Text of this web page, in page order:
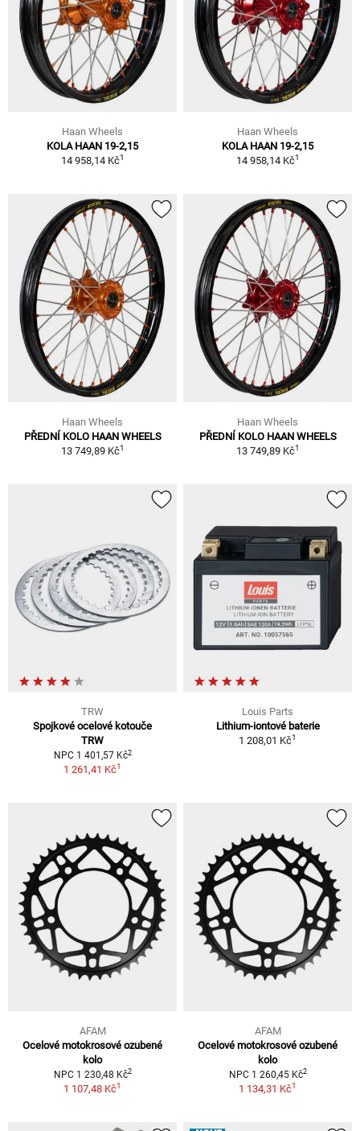
Haan Wheels
KOLA HAAN 19-2,15
14 958,14 Kč1
Haan Wheels
KOLA HAAN 19-2,15
14 958,14 Kč1
Haan Wheels
PŘEDNÍ KOLO HAAN WHEELS
13 749,89 Kč1
Haan Wheels
PŘEDNÍ KOLO HAAN WHEELS
13 749,89 Kč1
TRW
Spojkové ocelové kotouče
TRW
NPC 1 401,57 Kč2
1 261,41 Kč1
Louis Parts
Lithium-iontové baterie
1 208,01 Kč1
AFAM
Ocelové motokrosové ozubené
kolo
NPC 1 230,48 Kč2
1 107,48 Kč1
AFAM
Ocelové motokrosové ozubené
kolo
NPC 1 260,45 Kč2
1 134,31 Kč1